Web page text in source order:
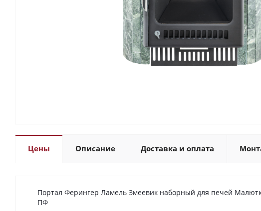
Цены Описание Доставка и оплата
Портал Ферингер Ламель Змеевик наборный для печей
ПФ